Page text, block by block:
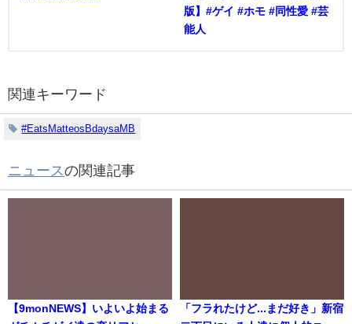
版】#ゲイ #ホモ #同性愛 #芸
能人
関連キーワード
#EatsMatteosBdaysaMB
ニュースの関連記事
【9monNEWS】いよいよ始まる
「フラれたけど...まだ好き」新宿